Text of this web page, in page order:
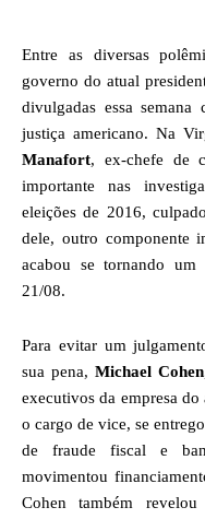
Entre as diversas
governo do atual
divulgadas essa semana
justiça americano. Na
Manafort, ex-chefe de
importante nas
eleições de 2016,
dele, outro componente
acabou se tornando um
21/08.
Para evitar um
sua pena, Michael Cohen
executivos da empresa
o cargo de vice, se
de fraude fiscal e
movimentou
Cohen também